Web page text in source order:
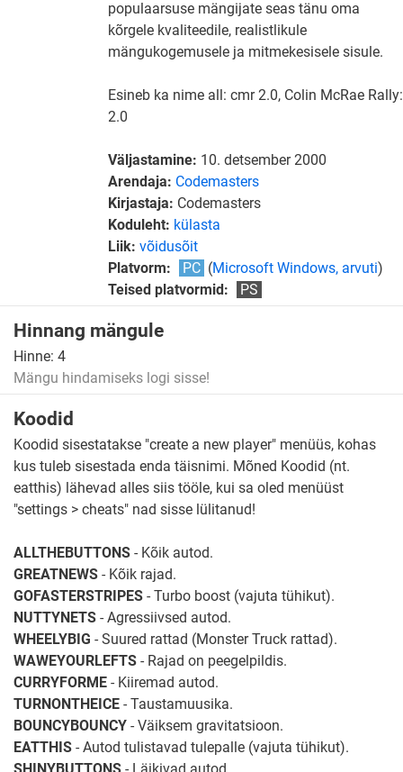
populaarsuse mängijate seas tänu oma
kõrgele kvaliteedile, realistlikule
mängukogemusele ja mitmekesisele sisule.
Esineb ka nime all: cmr 2.0, Colin McRae Rally:
2.0
Väljastamine: 10. detsember 2000
Arendaja: Codemasters
Kirjastaja: Codemasters
Koduleht: külasta
Liik: võidusõit
Platvorm:
PC (Microsoft Windows, arvuti)
Teised platvormid:
PS
Hinnang mängule
Hinne: 4
Mängu hindamiseks logi sisse!
Koodid
Koodid sisestatakse "create a new player" menüüs, kohas
kus tuleb sisestada enda täisnimi. Mõned Koodid (nt.
eatthis) lähevad alles siis tööle, kui sa oled menüüst
"settings > cheats" nad sisse lülitanud!
ALLTHEBUTTONS - Kõik autod.
GREATNEWS - Kõik rajad.
GOFASTERSTRIPES - Turbo boost (vajuta tühikut).
NUTTYNETS - Agressiivsed autod.
WHEELYBIG - Suured rattad (Monster Truck rattad).
WAWEYOURLEFTS - Rajad on peegelpildis.
CURRYFORME - Kiiremad autod.
TURNONTHEICE - Taustamuusika.
BOUNCYBOUNCY - Väiksem gravitatsioon.
EATTHIS - Autod tulistavad tulepalle (vajuta tühikut).